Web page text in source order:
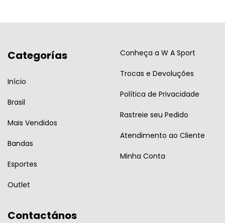
Categorías
Início
Brasil
Mais Vendidos
Bandas
Esportes
Outlet
Conheça a W A Sport
Trocas e Devoluções
Política de Privacidade
Rastreie seu Pedido
Atendimento ao Cliente
Minha Conta
Contactános